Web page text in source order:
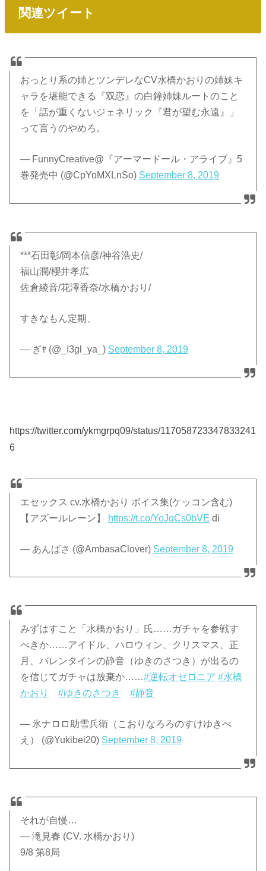
関連ツイート
おっとり系の姉とツンデレなCV水橋かおりの姉妹キ
ャラを堪能できる『双恋』の白鐘姉妹ルートのこと
を「話が重くないジェネリック『君が望む永遠』」
って言うのやめろ。
— FunnyCreative@『アーマードール・アライブ』5
巻発売中 (@CpYoMXLnSo) September 8, 2019
***石田彰/岡本信彦/神谷浩史/
福山潤/櫻井孝広
佐倉綾音/花澤香奈/水橋かおり/
すきなもん定期、
— ぎﾔ (@_I3gl_ya_) September 8, 2019
https://twitter.com/ykmgrpq09/status/117058723347833241
6
エセックス cv.水橋かおり ボイス集(ケッコン含む)
【アズールレーン】
https://t.co/YoJqCs0bVE di
— あんばさ (@AmbasaClover) September 8, 2019
みずはすこと「水橋かおり」氏……ガチャを参戦す
べきか……アイドル、ハロウィン、クリスマス、正
月、バレンタインの静音（ゆきのさつき）が出るの
を信じてガチャは放棄か……#逆転オセロニア #水橋
かおり
#ゆきのさつき #静音
— 氷ナロロ助雪兵衛（こおりなろろのすけゆきべ
え） (@Yukibei20) September 8, 2019
それが自慢…
— 滝見春 (CV. 水橋かおり)
9/8 第8局